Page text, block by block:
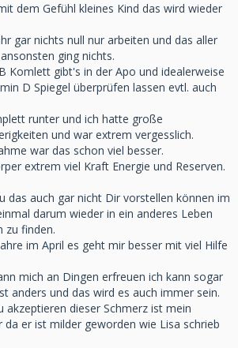
dem Gefühl kleines Kind das wird wieder
gar nichts null nur arbeiten und das aller
ging nichts.
Komlett gibt's in der Apo und idealerweise
D Spiegel überprüfen lassen evtl. auch
runter und ich hatte große
und war extrem vergesslich.
war das schon viel besser.
extrem viel Kraft Energie und Reserven.
das auch gar nicht Dir vorstellen können im
darum wieder in ein anderes Leben
zu finden.
im April es geht mir besser mit viel Hilfe
mich an Dingen erfreuen ich kann sogar
anders und das wird es auch immer sein.
akzeptieren dieser Schmerz ist mein
er ist milder geworden wie Lisa schrieb